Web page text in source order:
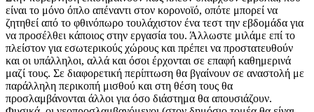
είναι το μόνο όπλο απέναντι στον κορονοϊό, οπότε μπορεί να
ζητηθεί από το φθινόπωρο τουλάχιστον ένα τεστ την εβδομάδα για
να προσέλθει κάποιος στην εργασία του. Άλλωστε μιλάμε επί το
πλείστον για εσωτερικούς χώρους και πρέπει να προστατευθούν
και οι υπάλληλοι, αλλά και όσοι έρχονται σε επαφή καθημερινά
μαζί τους. Σε διαφορετική περίπτωση θα βγαίνουν σε αναστολή με
παράλληλη περικοπή μισθού και στη θέση τους θα
προσλαμβάνονται άλλοι για όσο διάστημα θα απουσιάζουν.